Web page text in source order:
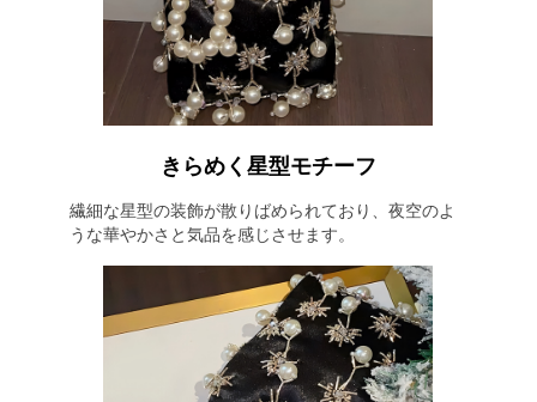
きらめく星型モチーフ
繊細な星型の装飾が散りばめられており、夜空のよ
うな華やかさと気品を感じさせます。